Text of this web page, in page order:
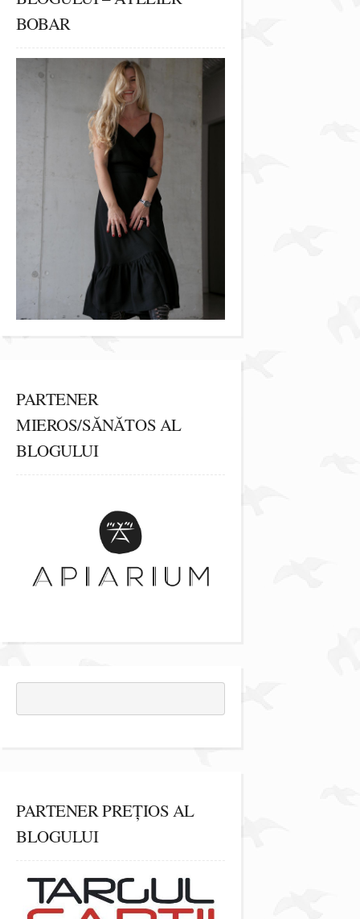
BOBAR
PARTENER
MIEROS/SĂNĂTOS AL
BLOGULUI
PARTENER PREȚIOS AL
BLOGULUI